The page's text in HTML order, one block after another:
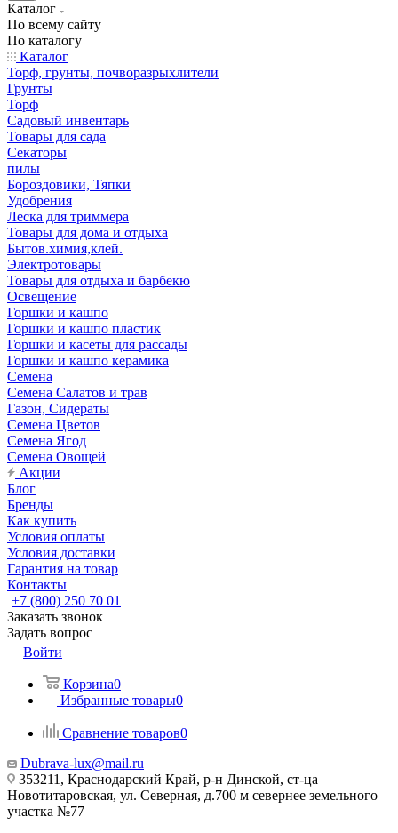
Каталог
По всему сайту
По каталогу
Каталог
Торф, грунты, почворазрыхлители
Грунты
Торф
Садовый инвентарь
Товары для сада
Секаторы
пилы
Бороздовики, Тяпки
Удобрения
Леска для триммера
Товары для дома и отдыха
Бытов.химия,клей.
Электротовары
Товары для отдыха и барбекю
Освещение
Горшки и кашпо
Горшки и кашпо пластик
Горшки и касеты для рассады
Горшки и кашпо керамика
Семена
Семена Салатов и трав
Газон, Сидераты
Семена Цветов
Семена Ягод
Семена Овощей
Акции
Блог
Бренды
Как купить
Условия оплаты
Условия доставки
Гарантия на товар
Контакты
+7 (800) 250 70 01
Заказать звонок
Задать вопрос
Войти
Корзина0
Избранные товары0
Сравнение товаров0
Dubrava-lux@mail.ru
353211, Краснодарский Край, р-н Динской, ст-ца
Новотитаровская, ул. Северная, д.700 м севернее земельного
участка №77